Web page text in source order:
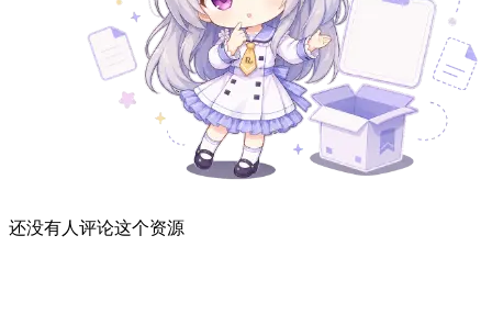
还没有人评论这个资源